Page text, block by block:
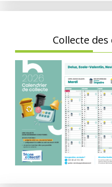
Collecte